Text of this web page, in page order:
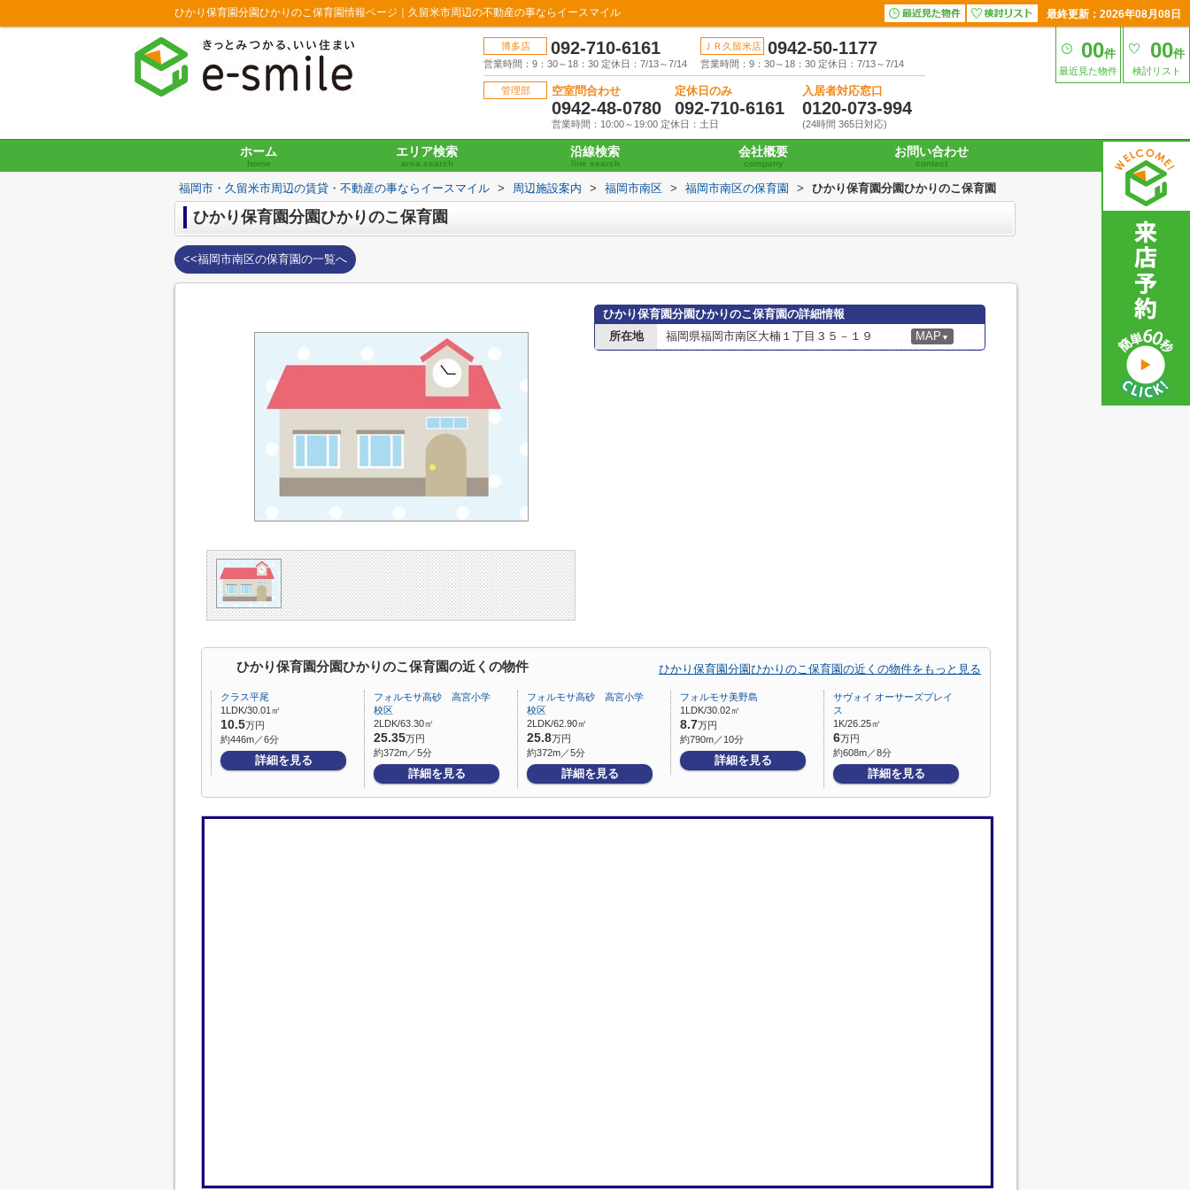
ひかり保育園分園ひかりのこ保育園情報ページ｜久留米市周辺の不動産の事ならイースマイル 最終更新：2026年08月08日
博多店 092-710-6161
営業時間：9：30～18：30 定休日：7/13～7/14
ＪＲ久留米店 0942-50-1177
営業時間：9：30～18：30 定休日：7/13～7/14
管理部 空室問合わせ
0942-48-0780
定休日のみ
092-710-6161
営業時間：10:00～19:00 定休日：土日
入居者対応窓口
0120-073-994
(24時間 365日対応)
00件
最近見た物件
00件
検討リスト
ホーム
home
エリア検索
area search
沿線検索
line search
会社概要
company
お問い合わせ
contact
福岡市・久留米市周辺の賃貸・不動産の事ならイースマイル > 周辺施設案内 > 福岡市南区 > 福岡市南区の保育園 > ひかり保育園分園ひかりのこ保育園
ひかり保育園分園ひかりのこ保育園
<<福岡市南区の保育園の一覧へ
ひかり保育園分園ひかりのこ保育園の詳細情報
所在地
福岡県福岡市南区大楠１丁目３５－１９ MAP ▼
ひかり保育園分園ひかりのこ保育園の近くの物件 ひかり保育園分園ひかりのこ保育園の近くの物件をもっと見る
クラス平尾
1LDK/30.01㎡
10.5万円
約446m／6分
詳細を見る
フォルモサ高砂 高宮小学
校区
2LDK/63.30㎡
25.35万円
約372m／5分
詳細を見る
フォルモサ高砂 高宮小学
校区
2LDK/62.90㎡
25.8万円
約372m／5分
詳細を見る
フォルモサ美野島
1LDK/30.02㎡
8.7万円
約790m／10分
詳細を見る
サヴォイ オーサーズプレイ
ス
1K/26.25㎡
6万円
約608m／8分
詳細を見る